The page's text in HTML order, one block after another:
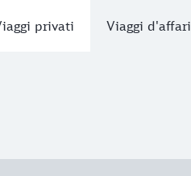
privati Viaggi d'affari